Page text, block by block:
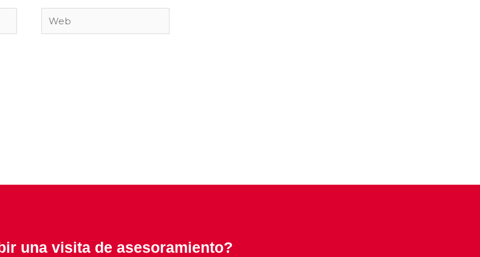
Web
una visita de asesoramiento?